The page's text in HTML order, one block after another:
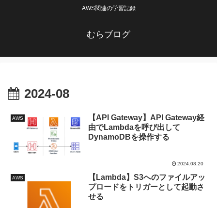
AWS関連の学習記録
むらブログ
2024-08
AWS
【API Gateway】API Gateway経
由でLambdaを呼び出して
DynamoDBを操作する
2024.08.20
AWS
【Lambda】S3へのファイルアッ
プロードをトリガーとして起動さ
せる